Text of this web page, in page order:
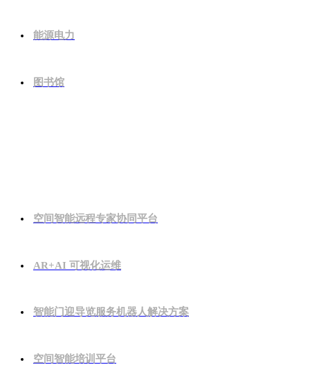
能源电力
图书馆
空间智能远程专家协同平台
AR+AI 可视化运维
智能门迎导览服务机器人解决方案
空间智能培训平台